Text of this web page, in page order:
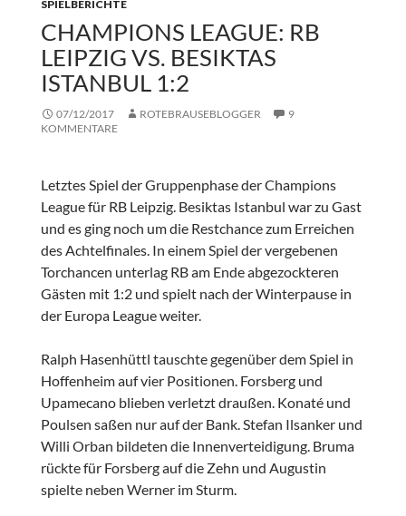
SPIELBERICHTE
CHAMPIONS LEAGUE: RB
LEIPZIG VS. BESIKTAS
ISTANBUL 1:2
07/12/2017 ROTEBRAUSEBLOGGER
9
KOMMENTARE
Letztes Spiel der Gruppenphase der Champions
League für RB Leipzig. Besiktas Istanbul war zu Gast
und es ging noch um die Restchance zum Erreichen
des Achtelfinales. In einem Spiel der vergebenen
Torchancen unterlag RB am Ende abgezockteren
Gästen mit 1:2 und spielt nach der Winterpause in
der Europa League weiter.
Ralph Hasenhüttl tauschte gegenüber dem Spiel in
Hoffenheim auf vier Positionen. Forsberg und
Upamecano blieben verletzt draußen. Konaté und
Poulsen saßen nur auf der Bank. Stefan Ilsanker und
Willi Orban bildeten die Innenverteidigung. Bruma
rückte für Forsberg auf die Zehn und Augustin
spielte neben Werner im Sturm.